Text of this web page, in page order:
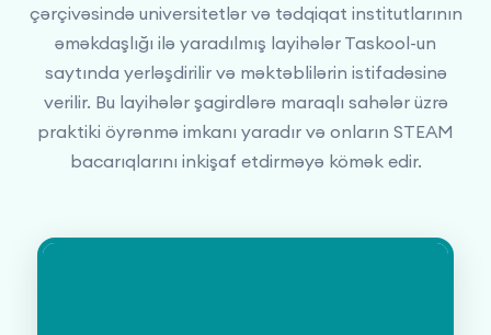
çərçivəsində universitetlər və tədqiqat institutlarının
əməkdaşlığı ilə yaradılmış layihələr Taskool-un
saytında yerləşdirilir və məktəblilərin istifadəsinə
verilir. Bu layihələr şagirdlərə maraqlı sahələr üzrə
praktiki öyrənmə imkanı yaradır və onların STEAM
bacarıqlarını inkişaf etdirməyə kömək edir.